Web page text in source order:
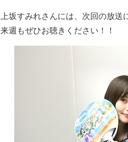
上坂すみれさんには、次回の放送
来週もぜひお聴きください！！